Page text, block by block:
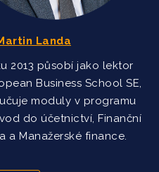
Landa
2013 působí jako lektor
Business School SE,
moduly v programu
do účetnictví, Finanční
a Manažerské finance.